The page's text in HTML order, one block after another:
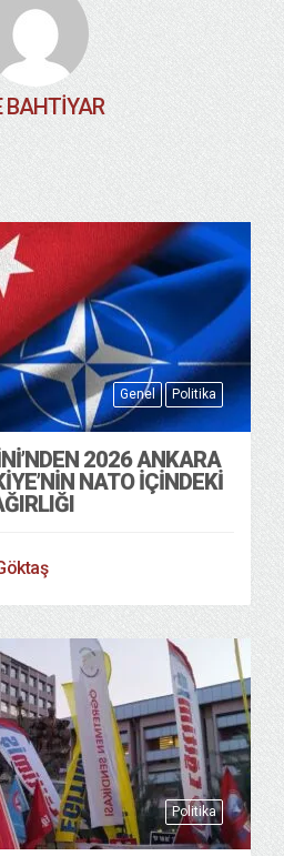
BAHTIYAR
Genel Politika
2026 ANKARA
NATO İÇINDEKI
Politika